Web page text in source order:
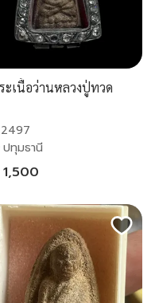
ะเนื้อว่านหลวงปู่ทวด
ปทุมธานี